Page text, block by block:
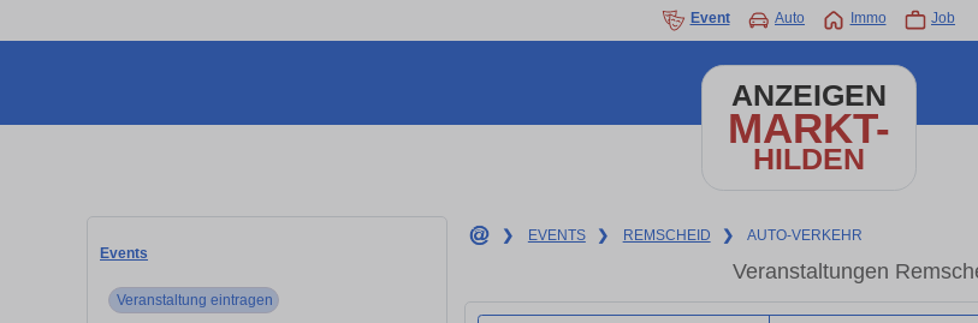
Event Auto Immo Job
ANZEIGEN
MARKT-
HILDEN
Events
Veranstaltung eintragen
❯ EVENTS ❯ REMSCHEID ❯ AUTO-VERKEHR
Veranstaltungen